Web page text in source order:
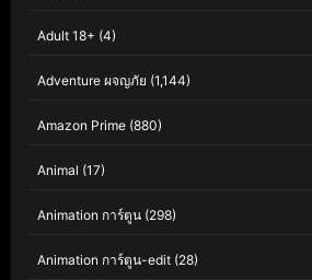
Adult 18+ (4)
Adventure ผจญภัย (1,144)
Amazon Prime (880)
Animal (17)
Animation การ์ตูน (298)
Animation การ์ตูน-edit (28)